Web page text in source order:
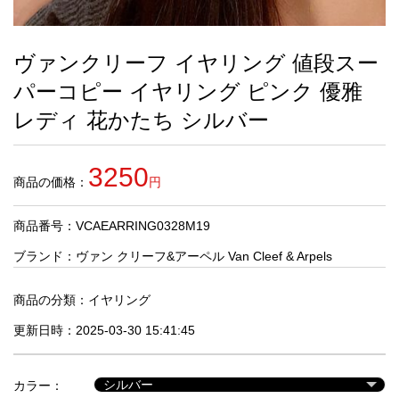
お
す
す
め
商
人
気
商
セ
ル
ヴァンクリーフ イヤリング 値段スー
パーコピー イヤリング ピンク 優雅
レディ 花かたち シルバー
商品の価格： 3250円
商品番号：VCAEARRING0328M19
ブランド： ヴァン クリーフ&アーペル Van Cleef & Arpels
商品の分類： イヤリング
更新日時：2025-03-30 15:41:45
カラー：